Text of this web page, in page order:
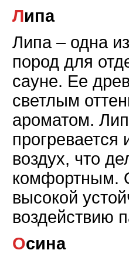
Липа
Липа – одна
пород для
сауне. Ее
светлым
ароматом.
прогревается
воздух, что
комфортным.
высокой
воздействию
Осина